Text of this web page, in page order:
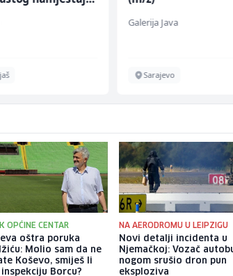
Galerija Java
Sarajevo
OPĆINE CENTAR
oštra poruka
Molio sam da ne
Koševo, smiješ li
Borcu?
NA AERODROMU U LEIPZIGU
Novi detalji incidenta u
Njemačkoj: Vozač
nogom srušio dron pun
eksploziva